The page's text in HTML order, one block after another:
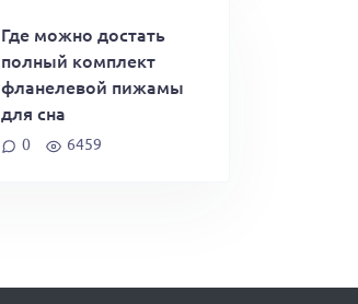
Где можно достать
полный комплект
фланелевой пижамы
для сна
0 6459